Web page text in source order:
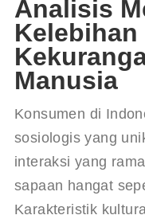
Analisis
Kelebihan
Manusia
Konsumen di
sosiologis yang
interaksi yang
sapaan hangat
Karakteristik